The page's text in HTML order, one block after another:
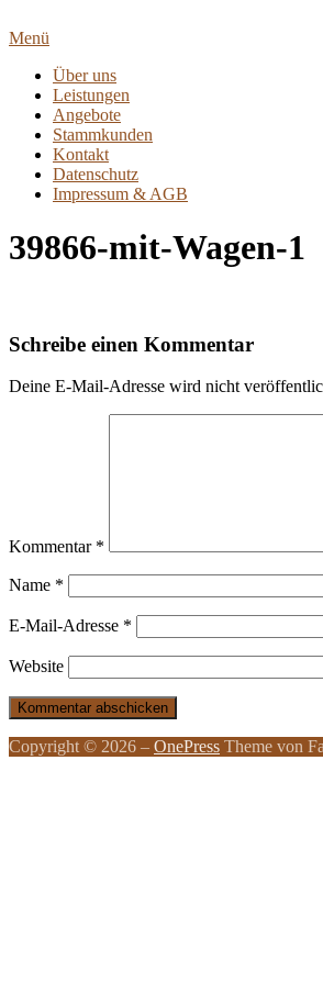
Inhalt
Menü
Über uns
Leistungen
Angebote
Stammkunden
Kontakt
Datenschutz
Impressum & AGB
39866-mit-Wagen-1
Schreibe einen Kommentar
Deine E-Mail-Adresse wird nicht
Kommentar *
Name *
E-Mail-Adresse *
Website
Copyright © 2026 – OnePress Theme von